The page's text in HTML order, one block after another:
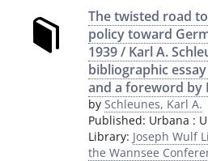
The twisted road
policy toward
1939 / Karl A.
bibliographic
and a foreword by
by Schleunes, Karl A.
Published: Urbana :
Library: Joseph Wulf
the Wannsee